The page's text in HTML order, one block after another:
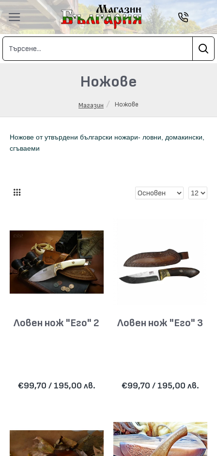
Магазин Ножове
Ножове
Ножове от утвърдени български ножари- ловни, домакински,
сгъваеми
Ловен нож "Его" 2
€99,70 / 195,00 лв.
Ловен нож "Его" 3
€99,70 / 195,00 лв.